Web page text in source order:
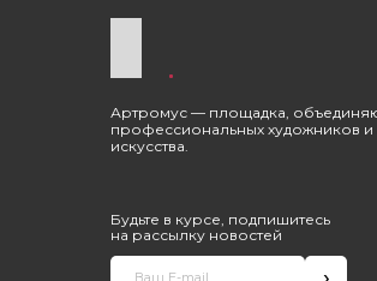
Артромус — площадка,
профессиональных художников и
искусства.
Будьте в курсе, подпишитесь
на рассылку новостей